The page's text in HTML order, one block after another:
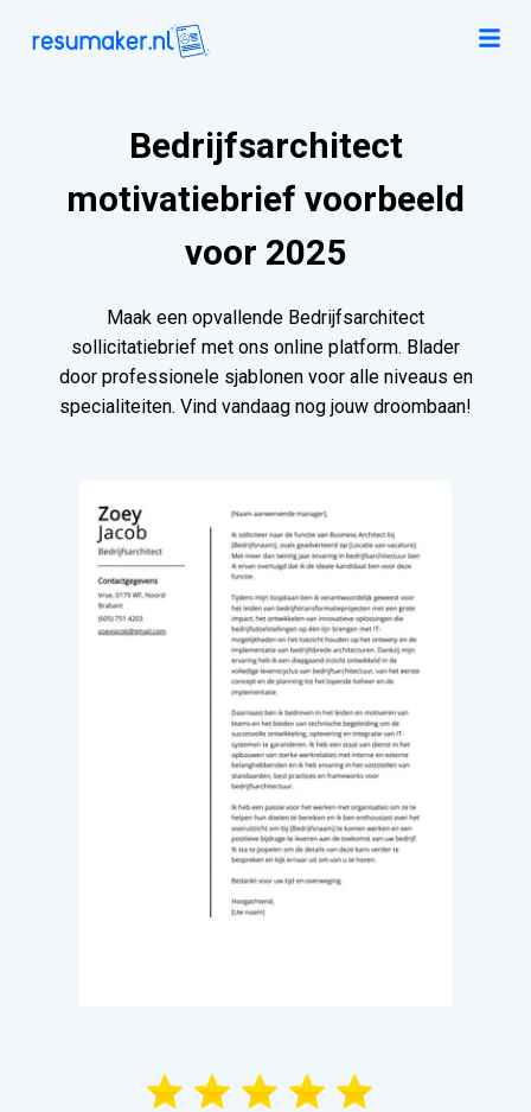
Bedrijfsarchitect
motivatiebrief voorbeeld
voor 2025
Maak een opvallende Bedrijfsarchitect
sollicitatiebrief met ons online platform. Blader
door professionele sjablonen voor alle niveaus en
specialiteiten. Vind vandaag nog jouw droombaan!